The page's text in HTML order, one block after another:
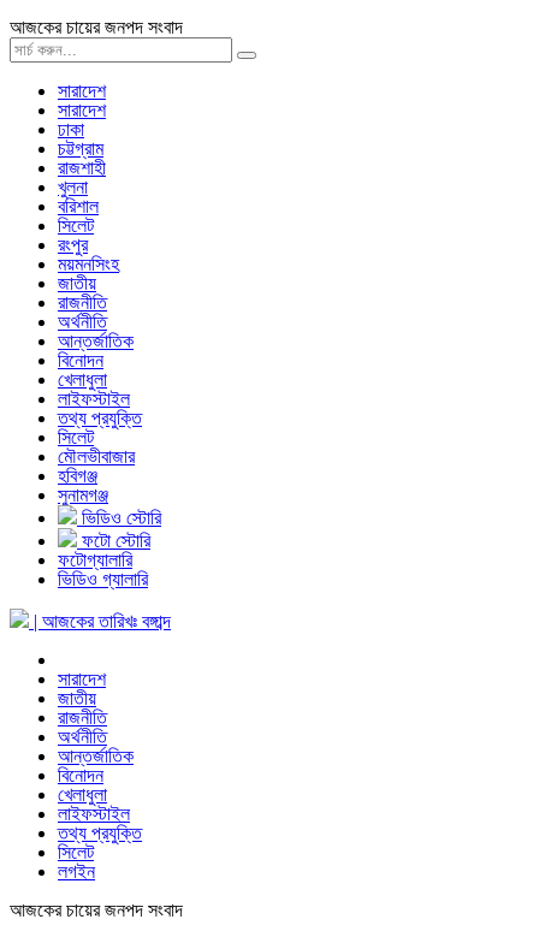
আজকের চায়ের জনপদ সংবাদ
সারাদেশ
সারাদেশ
ঢাকা
চট্টগ্রাম
রাজশাহী
খুলনা
বরিশাল
সিলেট
রংপুর
ময়মনসিংহ
জাতীয়
রাজনীতি
অর্থনীতি
আন্তর্জাতিক
বিনোদন
খেলাধুলা
লাইফস্টাইল
তথ্য প্রযুক্তি
সিলেট
মৌলভীবাজার
হবিগঞ্জ
সুনামগঞ্জ
ভিডিও স্টোরি
ফটো স্টোরি
ফটোগ্যালারি
ভিডিও গ্যালারি
| আজকের তারিখঃ বঙ্গাব্দ
সারাদেশ
জাতীয়
রাজনীতি
অর্থনীতি
আন্তর্জাতিক
বিনোদন
খেলাধুলা
লাইফস্টাইল
তথ্য প্রযুক্তি
সিলেট
লগইন
আজকের চায়ের জনপদ সংবাদ